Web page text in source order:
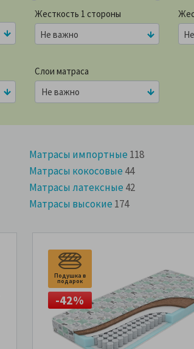
Жесткость 1 стороны
Не важно
Слои матраса
Матрасы импортные 118
Матрасы кокосовые 44
Матрасы латексные 42
Матрасы высокие 174
Подушка в
подарок
-42%